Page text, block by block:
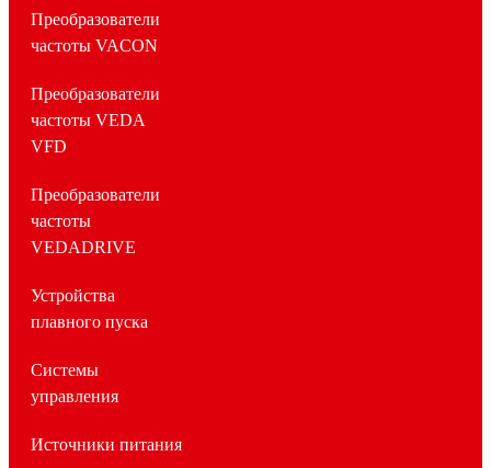
Преобразователи
частоты VACON
Преобразователи
частоты VEDA
VFD
Преобразователи
частоты
VEDADRIVE
Устройства
плавного пуска
Системы
управления
Источники питания